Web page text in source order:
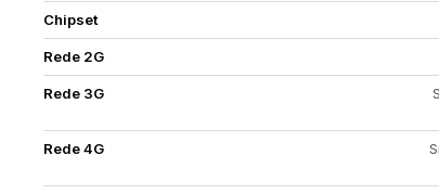
Chipset
Rede 2G
Rede 3G
Rede 4G